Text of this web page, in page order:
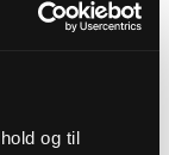
og til